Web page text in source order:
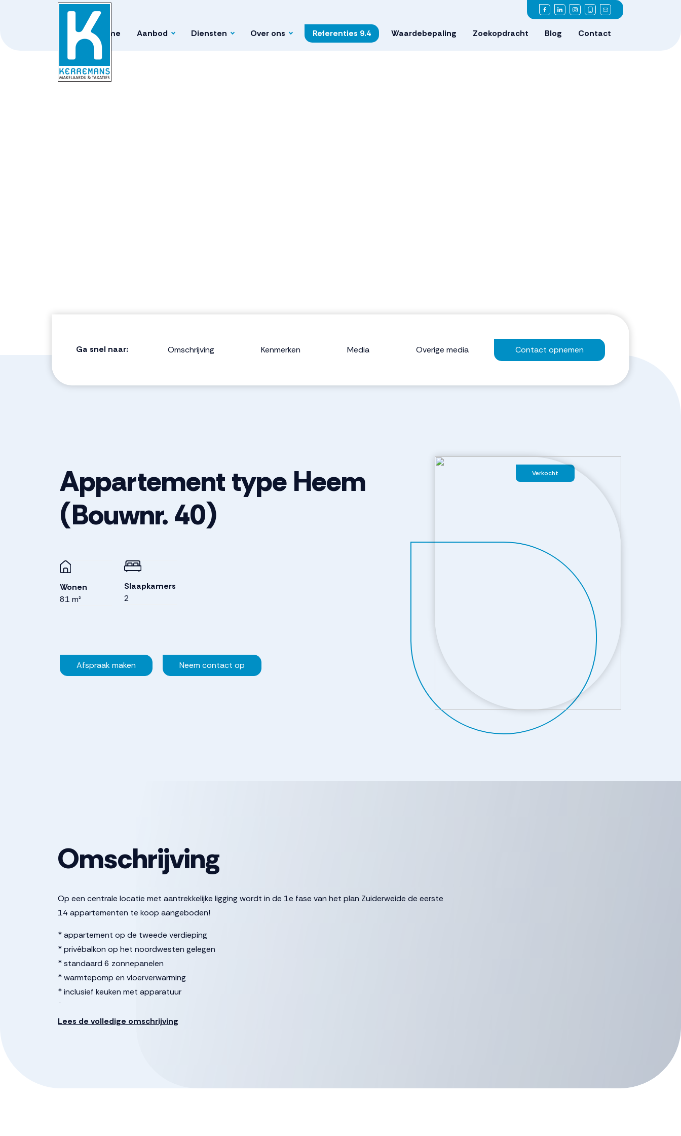
Home Aanbod Diensten Over ons Referenties 9.4 Waardebepaling Zoekopdracht Blog Contact
Verkocht
Appartement type Heem
(Bouwnr. 40)
Wonen
81 m²
Slaapkamers
2
Afspraak maken Neem contact op
Ga snel naar: Omschrijving Kenmerken Media Overige media Contact opnemen
Omschrijving
Op een centrale locatie met aantrekkelijke ligging wordt in de 1e fase van het plan Zuiderweide de eerste
14 appartementen te koop aangeboden!
* appartement op de tweede verdieping
* privébalkon op het noordwesten gelegen
* standaard 6 zonnepanelen
* warmtepomp en vloerverwarming
* inclusief keuken met apparatuur
* inclusief badkamer
* 2 slaapkamers
Lees de volledige omschrijving